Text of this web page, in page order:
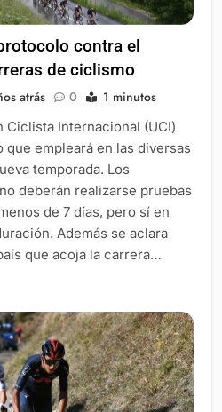
contra el
de ciclismo
atrás 0 1 minutos
Ciclista Internacional (UCI)
empleará en las diversas
temporada. Los
deberán realizarse pruebas
de 7 días, pero sí en
Además se aclara
que acoja la carrera…